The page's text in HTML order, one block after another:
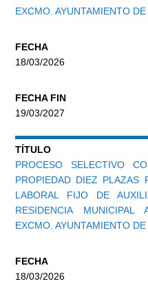
EXCMO. AYUNTAMIENTO
FECHA
18/03/2026
FECHA FIN
19/03/2027
TÍTULO
PROCESO SELECTIVO
PROPIEDAD DIEZ PLAZAS
LABORAL FIJO DE
RESIDENCIA
EXCMO. AYUNTAMIENTO
FECHA
18/03/2026